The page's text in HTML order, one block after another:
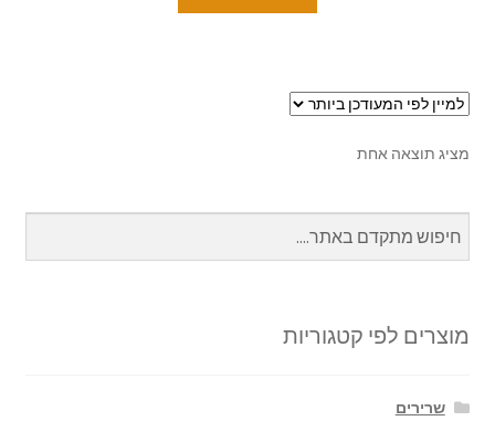
מציג תוצאה אחת
מוצרים לפי קטגוריות
שרירים